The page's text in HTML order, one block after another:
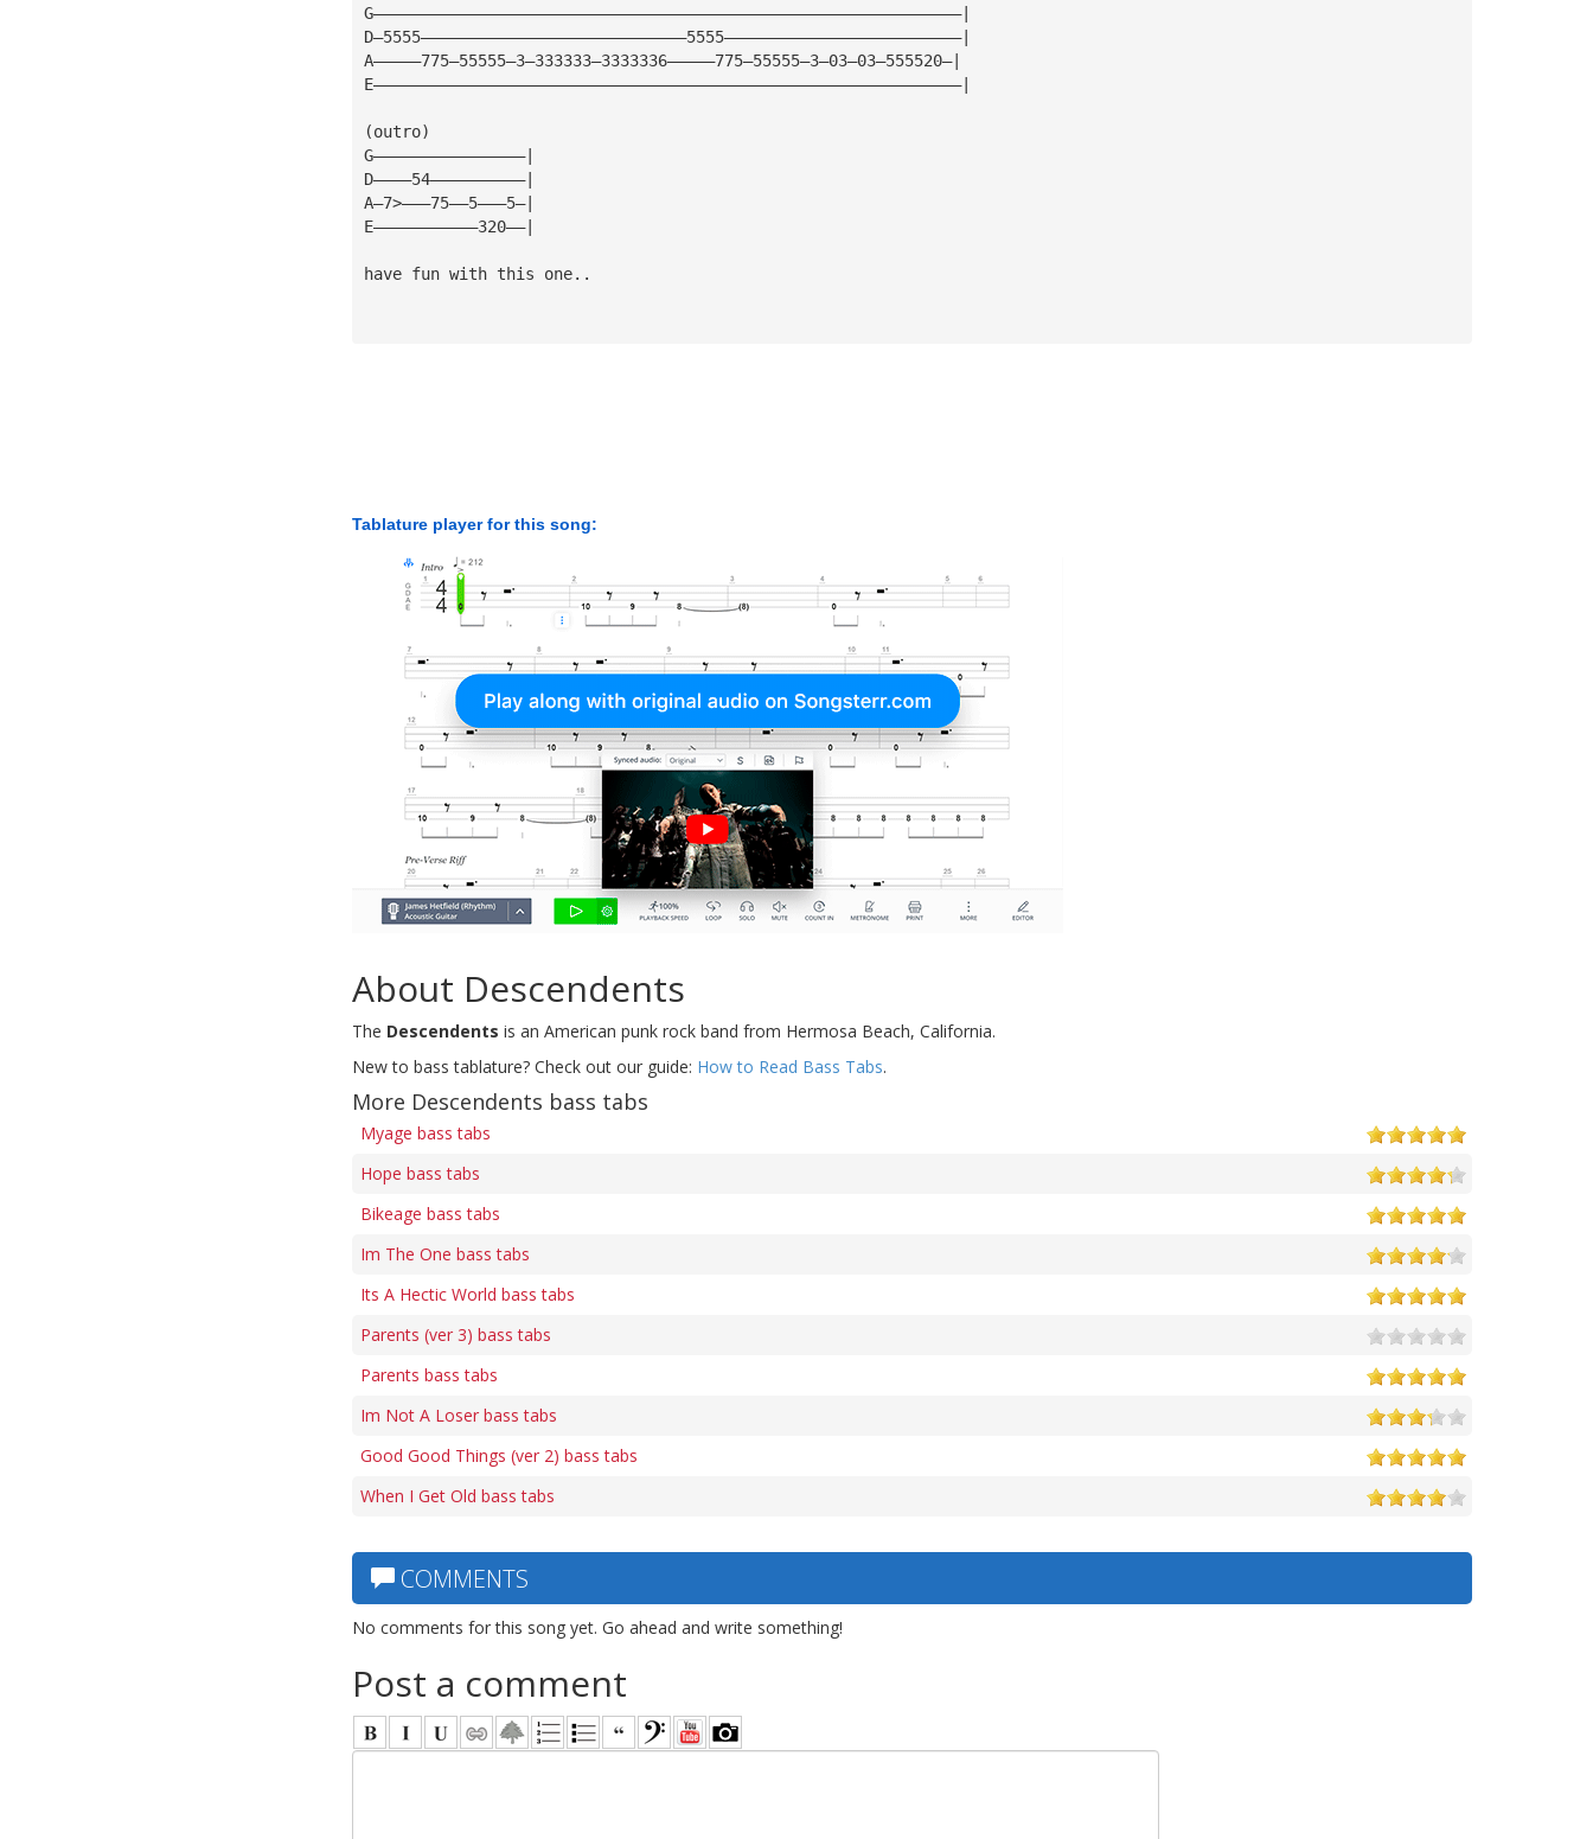
G——————————————————————————————————————————————————————————————|
D—5555————————————————————————————5555—————————————————————————|
A—————775—55555—3—333333—3333336—————775—55555—3—03—03—555520—|
E——————————————————————————————————————————————————————————————|
(outro)
G————————————————|
D————54——————————|
A—7>———75——5———5—|
E———————————320——|
have fun with this one..
Tablature player for this song:
About Descendents
The Descendents is an American punk rock band from Hermosa Beach, California.
New to bass tablature? Check out our guide: How to Read Bass Tabs.
More Descendents bass tabs
Myage bass tabs
Hope bass tabs
Bikeage bass tabs
Im The One bass tabs
Its A Hectic World bass tabs
Parents (ver 3) bass tabs
Parents bass tabs
Im Not A Loser bass tabs
Good Good Things (ver 2) bass tabs
When I Get Old bass tabs
COMMENTS
No comments for this song yet. Go ahead and write something!
Post a comment